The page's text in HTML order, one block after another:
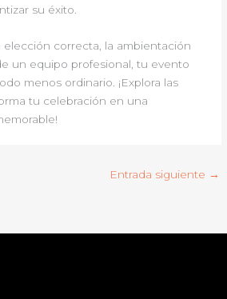
su éxito.
correcta, la ambientación
un equipo profesional, tu evento
menos ordinario. ¡Explora las
tu celebración en una
Entrada siguiente →